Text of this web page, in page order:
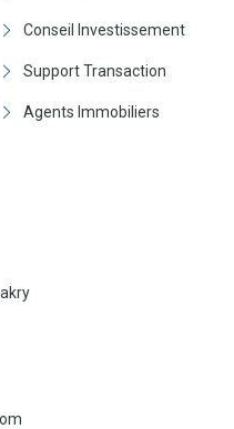
Conseil Investissement
Support Transaction
Agents Immobiliers